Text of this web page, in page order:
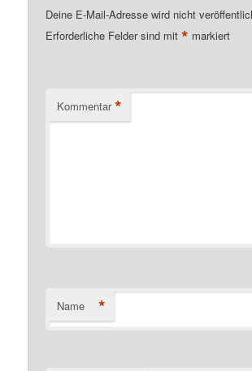
Deine E-Mail-Adresse wird nicht
Erforderliche Felder sind mit* markiert
Kommentar *
Name *